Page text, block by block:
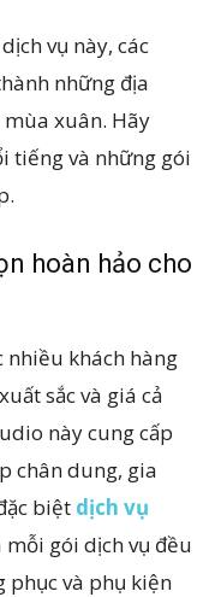
vụ này, các
những địa
xuân. Hãy
tiếng và những gói
hoàn hảo cho
nhiều khách hàng
sắc và giá cả
này cung cấp
chân dung, gia
biệt dịch vụ
mỗi gói dịch vụ đều
phục và phụ kiện